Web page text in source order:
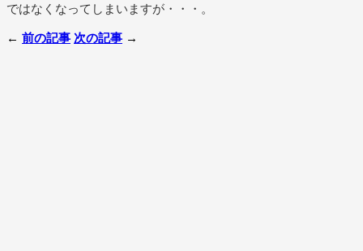
ではなくなってしまいますが・・・。
← 前の記事 次の記事 →